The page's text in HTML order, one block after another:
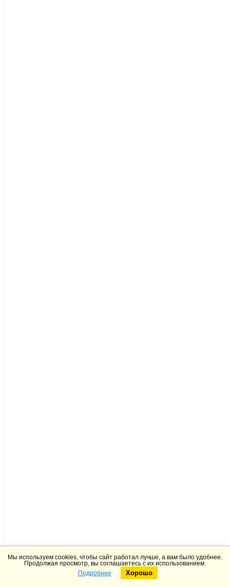
Telegram
Мы используем cookies, чтобы сайт работал лучше, а вам было удобнее.
Продолжая просмотр, вы соглашаетесь с их использованием.
Подробнее
Хорошо